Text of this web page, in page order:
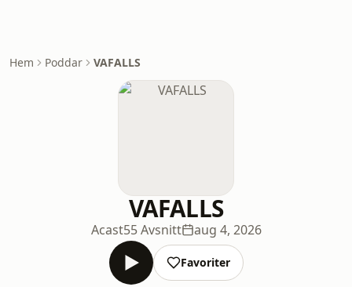
Hem Poddar VAFALLS
VAFALLS
Acast55 Avsnitt aug 4, 2026
Favoriter